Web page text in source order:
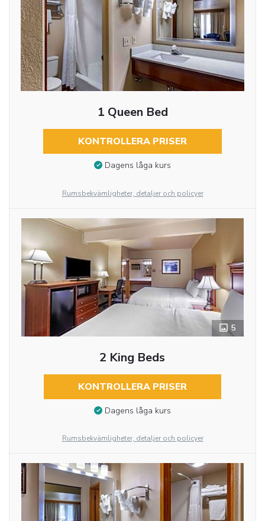
1 Queen Bed
KONTROLLERA PRISER
Dagens låga kurs
Rumsbekvämligheter, detaljer och policyer
5
2 King Beds
KONTROLLERA PRISER
Dagens låga kurs
Rumsbekvämligheter, detaljer och policyer